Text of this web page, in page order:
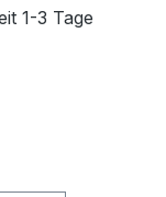
1-3 Tage